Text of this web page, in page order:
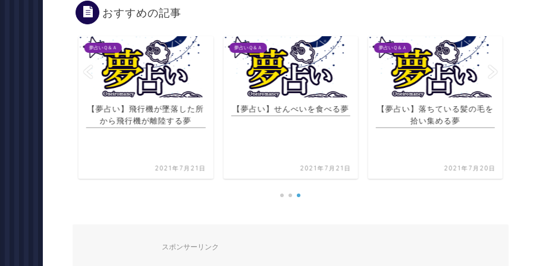
おすすめの記事
夢占いＱ＆Ａ
【夢占い】飛行機が墜落した所
から飛行機が離陸する夢
2021年7月21日
夢占いＱ＆Ａ
【夢占い】せんべいを食べる夢
2021年7月21日
夢占いＱ＆Ａ
【夢占い】落ちている髪の毛を
拾い集める夢
2021年7月20日
スポンサーリンク